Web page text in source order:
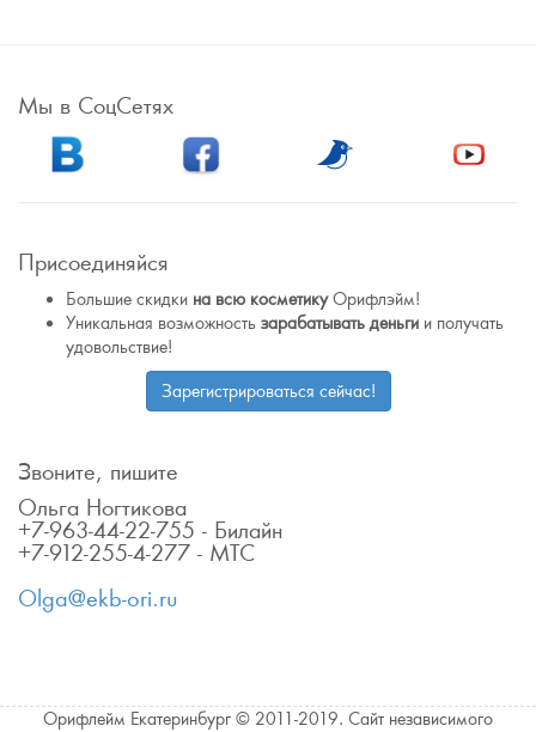
Мы в СоцСетях
Присоединяйся
Большие скидки на всю косметикуОрифлэйм!
Уникальная возможность зарабатывать деньги и получать
удовольствие!
Зарегистрироваться сейчас!
Звоните, пишите
Ольга Ногтикова
+7-963-44-22-755 - Билайн
+7-912-255-4-277 - МТС
Olga@ekb-ori.ru
Орифлейм Екатеринбург © 2011-2019. Сайт независимого